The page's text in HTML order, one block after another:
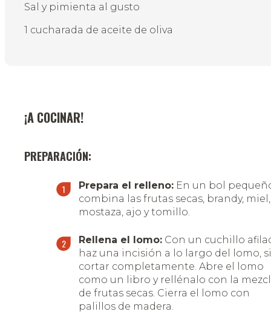
Sal y pimienta al gusto
1 cucharada de aceite de oliva
¡A COCINAR!
PREPARACIÓN:
Prepara el relleno: En un bol
combina las frutas secas, brandy, miel,
mostaza, ajo y tomillo.
Rellena el lomo: Con un cuchillo
haz una incisión a lo largo del lomo,
cortar completamente. Abre el lomo
como un libro y rellénalo con la
de frutas secas. Cierra el lomo con
palillos de madera.